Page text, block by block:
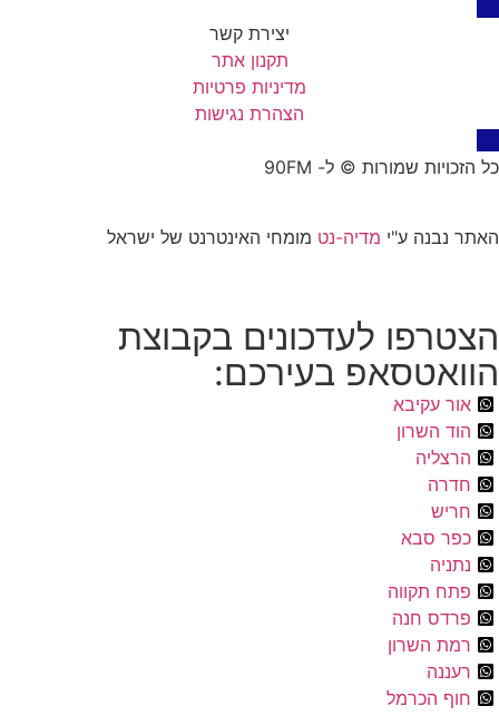
יצירת קשר
תקנון אתר
מדיניות פרטיות
הצהרת נגישות
כל הזכויות שמורות © ל- 90FM
האתר נבנה ע"י מדיה-נט מומחי האינטרנט של ישראל
הצטרפו לעדכונים בקבוצת
הוואטסאפ בעירכם:
אור עקיבא
הוד השרון
הרצליה
חדרה
חריש
כפר סבא
נתניה
פתח תקווה
פרדס חנה
רמת השרון
רעננה
חוף הכרמל